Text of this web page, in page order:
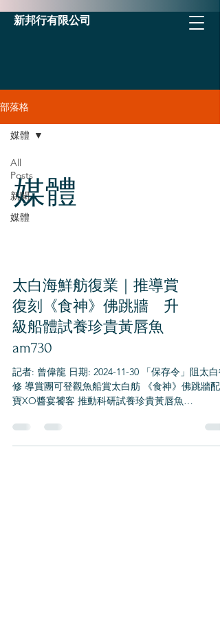
新邦行有限公司
部落格
All
Posts
新聞
媒體
媒體
媒體
太白海鮮舫復業｜推導賞
復刻《食神》佛跳牆 升
級船體試養珍貴黃唇魚
am730
記者: 曾偉龍 日期: 2024-11-30 「保存令」阻太白
修 導賞團可登觀魚船賞太白舫 《食神》佛跳牆配
寶XO醬宴饕客 推動科研試養珍貴黃唇魚
%B0/%E5%A4%AA%E7%99%B...